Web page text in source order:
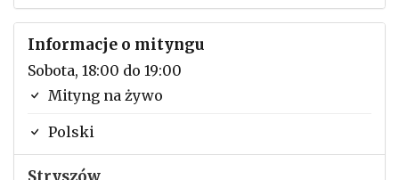
Informacje o mityngu
Sobota, 18:00 do 19:00
Mityng na żywo
Polski